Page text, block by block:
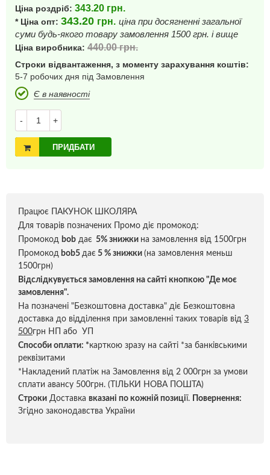
Ціна роздріб: 343.20 грн.
* Ціна опт: 343.20 грн. ціна при досягненні загальної
суми будь-якого товару замовлення 1500 грн. і вище
Ціна виробника: 440.00грн.
Строки відвантаження, з моменту зарахування коштів:
5-7 робочих дня під Замовлення
Є в наявності
- +
ПРИДБАТИ
Працює ПАКУНОК ШКОЛЯРА
Для товарів позначених Промо діє промокод:
Промокод bob дає 5% знижки на замовлення від 1500грн
Промокод bob5 дає 5 % знижки (на замовлення меньш
1500грн)
Відслідкувується замовлення на сайті кнопкою "Де моє
замовлення".
На позначені "Безкоштовна доставка" діє Безкоштовна
доставка до відділення при замовленні таких товарів від 3
500грн НП або УП
Способи оплати: *карткою зразу на сайті *за банківськими
реквізитами
*Накладений платіж на Замовлення від 2 000грн за умови
сплати авансу 500грн. (ТІЛЬКИ НОВА ПОШТА)
Строки Доставка вказані по кожній позиції.
Повернення:
Згідно законодавства України